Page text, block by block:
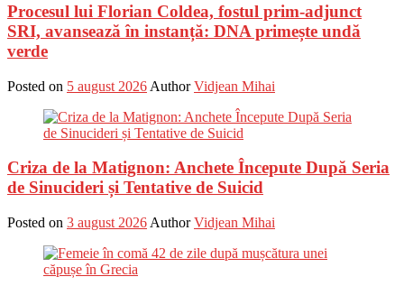
Procesul lui Florian Coldea, fostul prim-adjunct
SRI, avansează în instanță: DNA primește undă
verde
Posted on 5 august 2026 Author Vidjean Mihai
Criza de la Matignon: Anchete Începute După Seria
de Sinucideri și Tentative de Suicid
Posted on 3 august 2026 Author Vidjean Mihai